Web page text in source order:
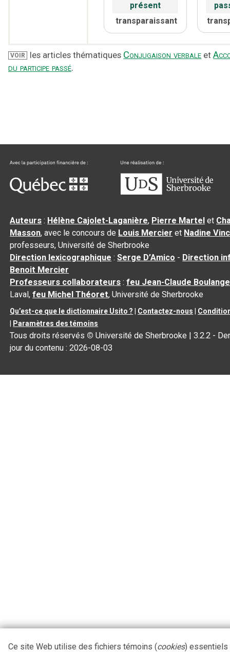
présent
transparaissant
VOIR les articles thématiques Conjugaison verbale et
du participe passé.
Auteurs : Hélène Cajolet-Laganière, Pierre Martel et
Masson, avec le concours de Louis Mercier et Nadine
professeurs, Université de Sherbrooke
Direction lexicographique :Serge D’Amico - Direction
Benoit Mercier
Professeurs collaborateurs :feu Jean-Claude
Laval,feu Michel Théoret, Université de Sherbrooke
Qu’est-ce que le dictionnaire Usito ? Contactez-nous
Paramètres des témoins
Tous droits réservés © Université de Sherbrooke |3.2.2 -
jour du contenu :2026-08-03
Ce site Web utilise des fichiers témoins (cookies) essentiels